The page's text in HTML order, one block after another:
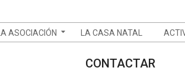
LA ASOCIACIÓN LA CASA NATAL
CONTACTAR